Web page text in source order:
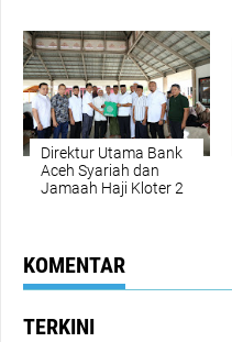
Aceh
Direktur Utama Bank
Aceh Syariah dan
Jamaah Haji Kloter 2
KOMENTAR
TERKINI